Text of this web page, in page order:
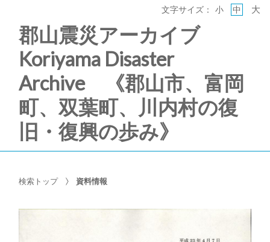
郡山震災アーカイブ
Koriyama Disaster
Archive 《郡山市、富岡
町、双葉町、川内村の復
旧・復興の歩み》
文字サイズ： 小 中 大
検索トップ 資料情報